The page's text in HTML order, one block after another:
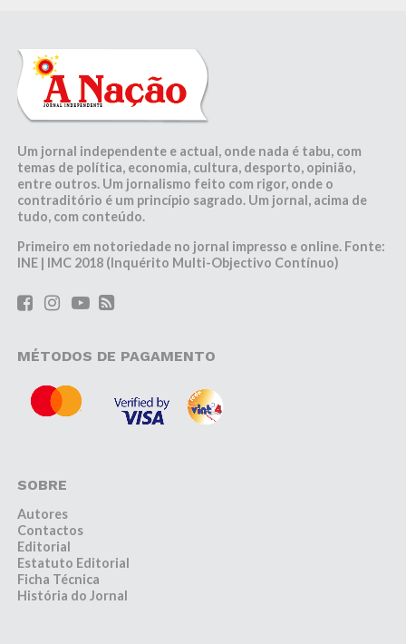
Um jornal independente e actual, onde nada é tabu, com
temas de política, economia, cultura, desporto, opinião,
entre outros. Um jornalismo feito com rigor, onde o
contraditório é um princípio sagrado. Um jornal, acima de
tudo, com conteúdo.
Primeiro em notoriedade no jornal impresso e online. Fonte:
INE | IMC 2018 (Inquérito Multi-Objectivo Contínuo)
MÉTODOS DE PAGAMENTO
SOBRE
Autores
Contactos
Editorial
Estatuto Editorial
Ficha Técnica
História do Jornal